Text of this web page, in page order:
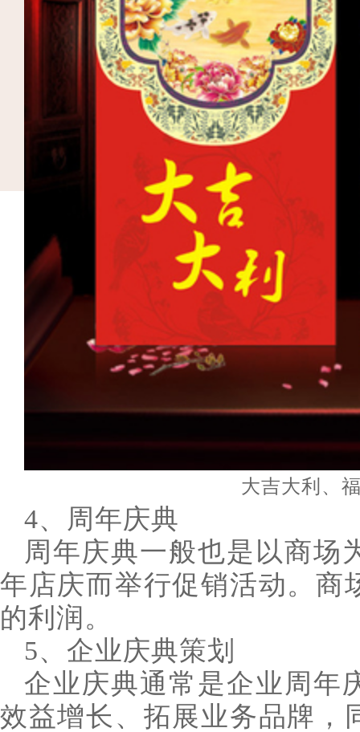
大吉大利、
4、周年庆典
周年庆典一般也是以商场
年店庆而举行促销活动。商
的利润。
5、企业庆典策划
企业庆典通常是企业周年
效益增长、拓展业务品牌，